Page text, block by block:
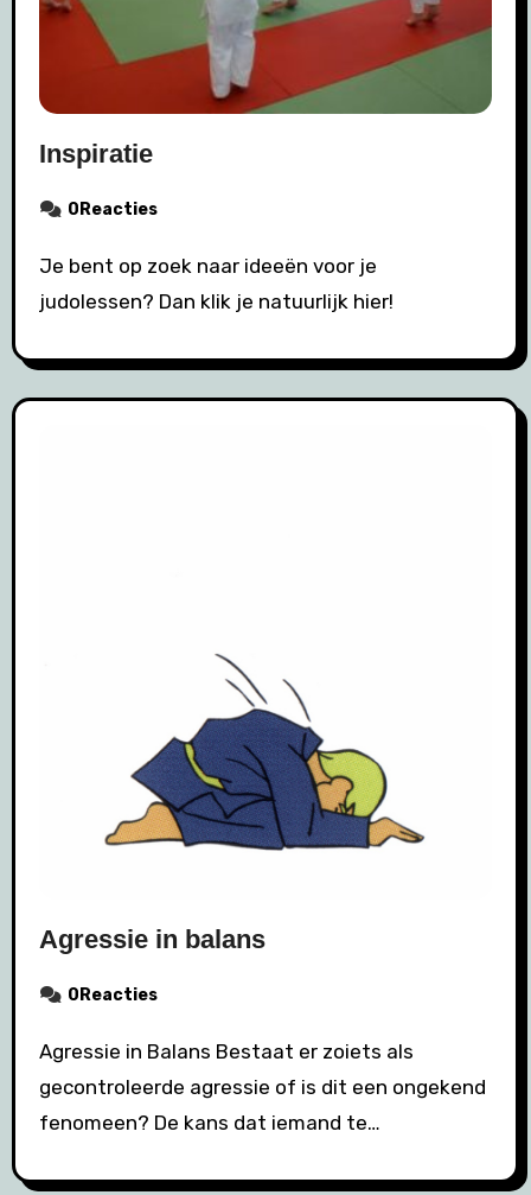
Inspiratie
0Reacties
Je bent op zoek naar ideeën voor je
judolessen? Dan klik je natuurlijk hier!
Agressie in balans
0Reacties
Agressie in Balans Bestaat er zoiets als
gecontroleerde agressie of is dit een ongekend
fenomeen? De kans dat iemand te…